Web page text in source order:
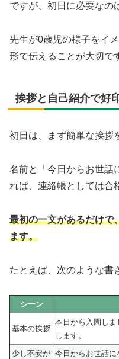
ですが、初日に必要なの
先生が0歳児の様子をイ
形で伝えることが大切で
挨拶と自己紹介で好
初日は、まず簡単な挨拶
名前と「今日からお世話
れば、連絡帳としては合
最初の一文があるだけで
ます。
たとえば、次のような書
シーン
基本の挨拶
本日から入園し
します。
少し不安が 今日からお世話